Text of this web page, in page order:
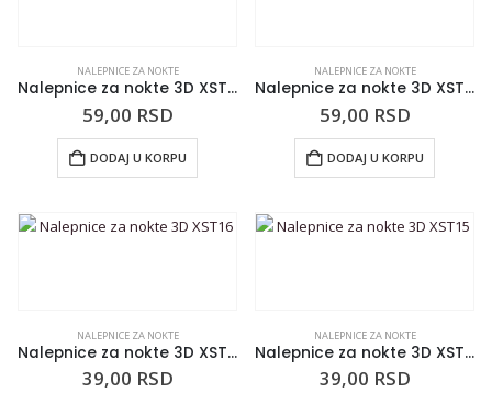
NALEPNICE ZA NOKTE
Nalepnice za nokte 3D XST33
59,00 RSD
DODAJ U KORPU
NALEPNICE ZA NOKTE
Nalepnice za nokte 3D XST17
59,00 RSD
DODAJ U KORPU
NALEPNICE ZA NOKTE
Nalepnice za nokte 3D XST16
39,00 RSD
NALEPNICE ZA NOKTE
Nalepnice za nokte 3D XST15
39,00 RSD